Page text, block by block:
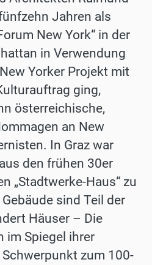
Jahren als
New York“ in der
in Verwendung
Yorker Projekt mit
ging,
österreichische,
an New
In Graz war
den frühen 30er
„Stadtwerke-Haus“ zu
sind Teil der
Häuser – Die
im Spiegel ihrer
zum 100-